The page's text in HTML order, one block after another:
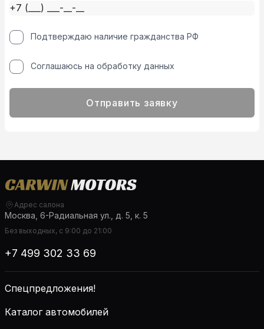
Подтверждаю наличие гражданства РФ
Соглашаюсь на обработку данных
Отправить заявку
Адрес салона
Москва, 6-Радиальная ул., д. 5, к. 5
Без выходных, с 9:00 до 21:00
+7 499 302 33 69
Спецпредложения!
Каталог автомобилей